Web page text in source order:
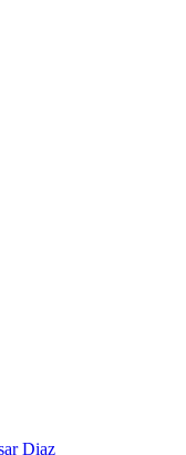
Diaz